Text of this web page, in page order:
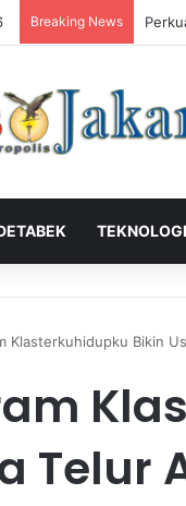
Breaking News
TEKNOLOGI
Klasterkuhidupku Bikin
Telur